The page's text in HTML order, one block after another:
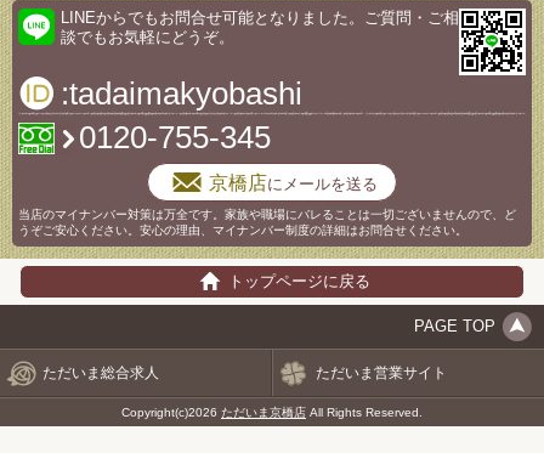
LINEからでもお問合せ可能となりました。ご質問・ご相
談でもお気軽にどうぞ。
:tadaimakyobashi
0120-755-345
京橋店にメールを送る
当店のマイナンバー対策は万全です。家族や職場にバレることは一切ございませんので、ど
うぞご安心ください。安心の理由、マイナンバー制度の詳細はお問合せください。
トップページに戻る
PAGE TOP
ただいま総合求人 ただいま営業サイト
Copyright(c)2026 ただいま京橋店 All Rights Reserved.